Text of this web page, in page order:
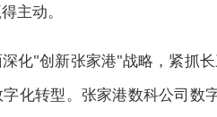
主动。
化"创新张家港"战略，紧抓
化转型。张家港数科公司数